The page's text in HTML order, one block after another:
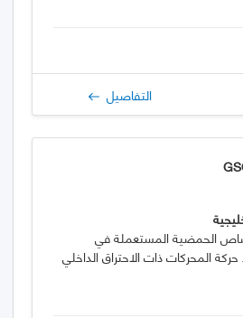
التفاصيل
الحمضية المستعملة في
حركة المحركات ذات الاحتراق الداخلي